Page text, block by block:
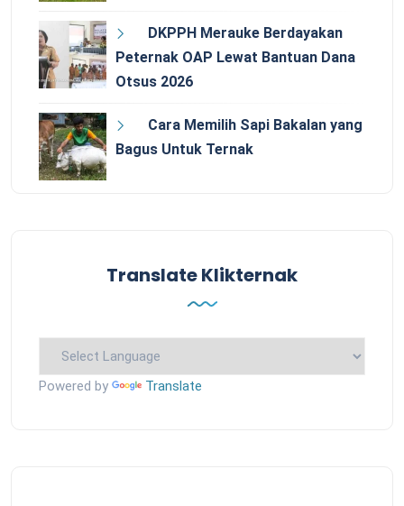
DKPPH Merauke Berdayakan
Peternak OAP Lewat Bantuan Dana
Otsus 2026
Cara Memilih Sapi Bakalan yang
Bagus Untuk Ternak
Translate Klikternak
Powered by Translate